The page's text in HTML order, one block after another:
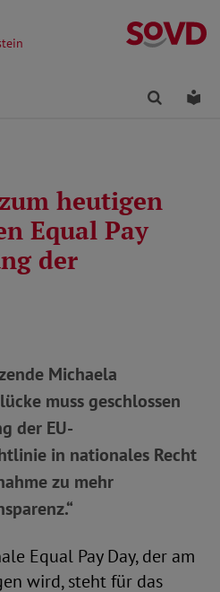
Finden
heutigen
Equal Pay
der
Michaela
muss geschlossen
der EU-
in nationales Recht
zu mehr
Equal Pay Day, der am
wird, steht für das